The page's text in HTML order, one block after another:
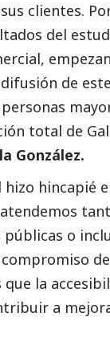
clientes.
del
de este
total de
González.
hincapié
públicas o
de
la
a